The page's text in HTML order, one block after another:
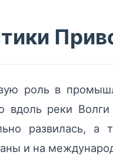
роль в
вдоль реки
развилась,
и на